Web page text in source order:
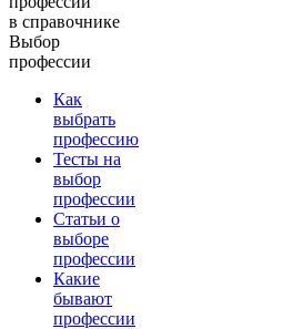
в справочнике
Выбор
профессии
Как
выбрать
профессию
Тесты на
выбор
профессии
Статьи о
выборе
профессии
Какие
бывают
профессии